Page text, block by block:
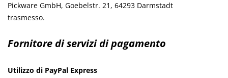
Pickware GmbH, Goebelstr. 21, 64293 Darmstadt
trasmesso.
Fornitore di servizi di pagamento
Utilizzo di PayPal Express